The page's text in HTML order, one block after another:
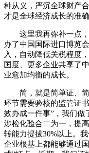
种从义，严沉全球财产
才是全球经济成长的准确
这里我再弥补一点，
办了中国国际进口博览
入，自动降低关税程度
国度、更多企业共享了
业愈加均衡的成长。
简，就是简单证、简
环节需要验核的监管证
效办成一件事”，我们做
涉检化验合二为一，提
转能力提拔30%以上。
企业根基上都能够通过